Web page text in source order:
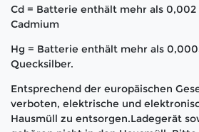
Cd = Batterie enthält mehr als
Cadmium
Hg = Batterie enthält mehr als
Quecksilber.
Entsprechend der europäischen
verboten, elektrische und
Hausmüll zu entsorgen.Ladegerät